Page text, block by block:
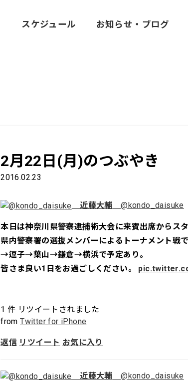
スケジュール お知らせ・ブログ
2月22日(月)のつぶやき
2016.02.23
近藤大輔 @kondo_daisuke
本日は神奈川県警察逮捕術大会に来賓出席からスタ
県内警察署の選抜メンバーによるトーナメント戦
→逗子→葉山→鎌倉→横浜で予定あり。
皆さま良い1日をお過ごしください。
1 件 リツイートされました
fromTwitter for iPhone
返信 リツイート お気に入り
近藤大輔 @kondo_daisuke